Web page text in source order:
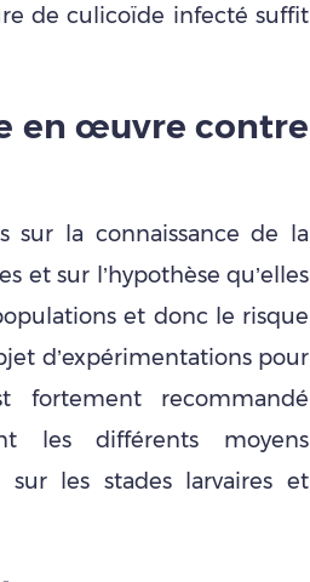
de culicoïde infecté suffit
en œuvre contre
sur la connaissance de la
et sur l’hypothèse qu’elles
et donc le risque
d’expérimentations pour
recommandé
les différents moyens
les stades larvaires et